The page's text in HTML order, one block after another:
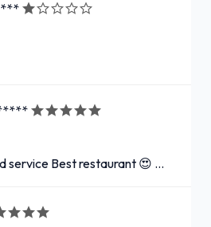
service Best restaurant 😍 …